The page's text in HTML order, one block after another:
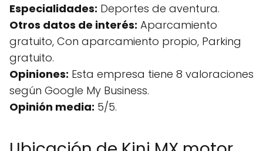
Especialidades: Deportes de aventura.
Otros datos de interés: Aparcamiento
gratuito, Con aparcamiento propio, Parking
gratuito.
Opiniones: Esta empresa tiene 8 valoraciones
según Google My Business.
Opinión media: 5/5.